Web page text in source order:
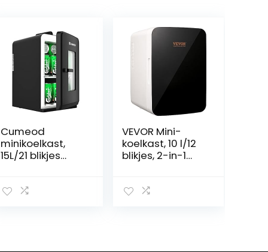
Cumeod
minikoelkast,
15L/21 blikjes
voor de kamer,
VEVOR Mini-
koelkast, 10 l/12
blikjes, 2-in-1
verwarmingsfun